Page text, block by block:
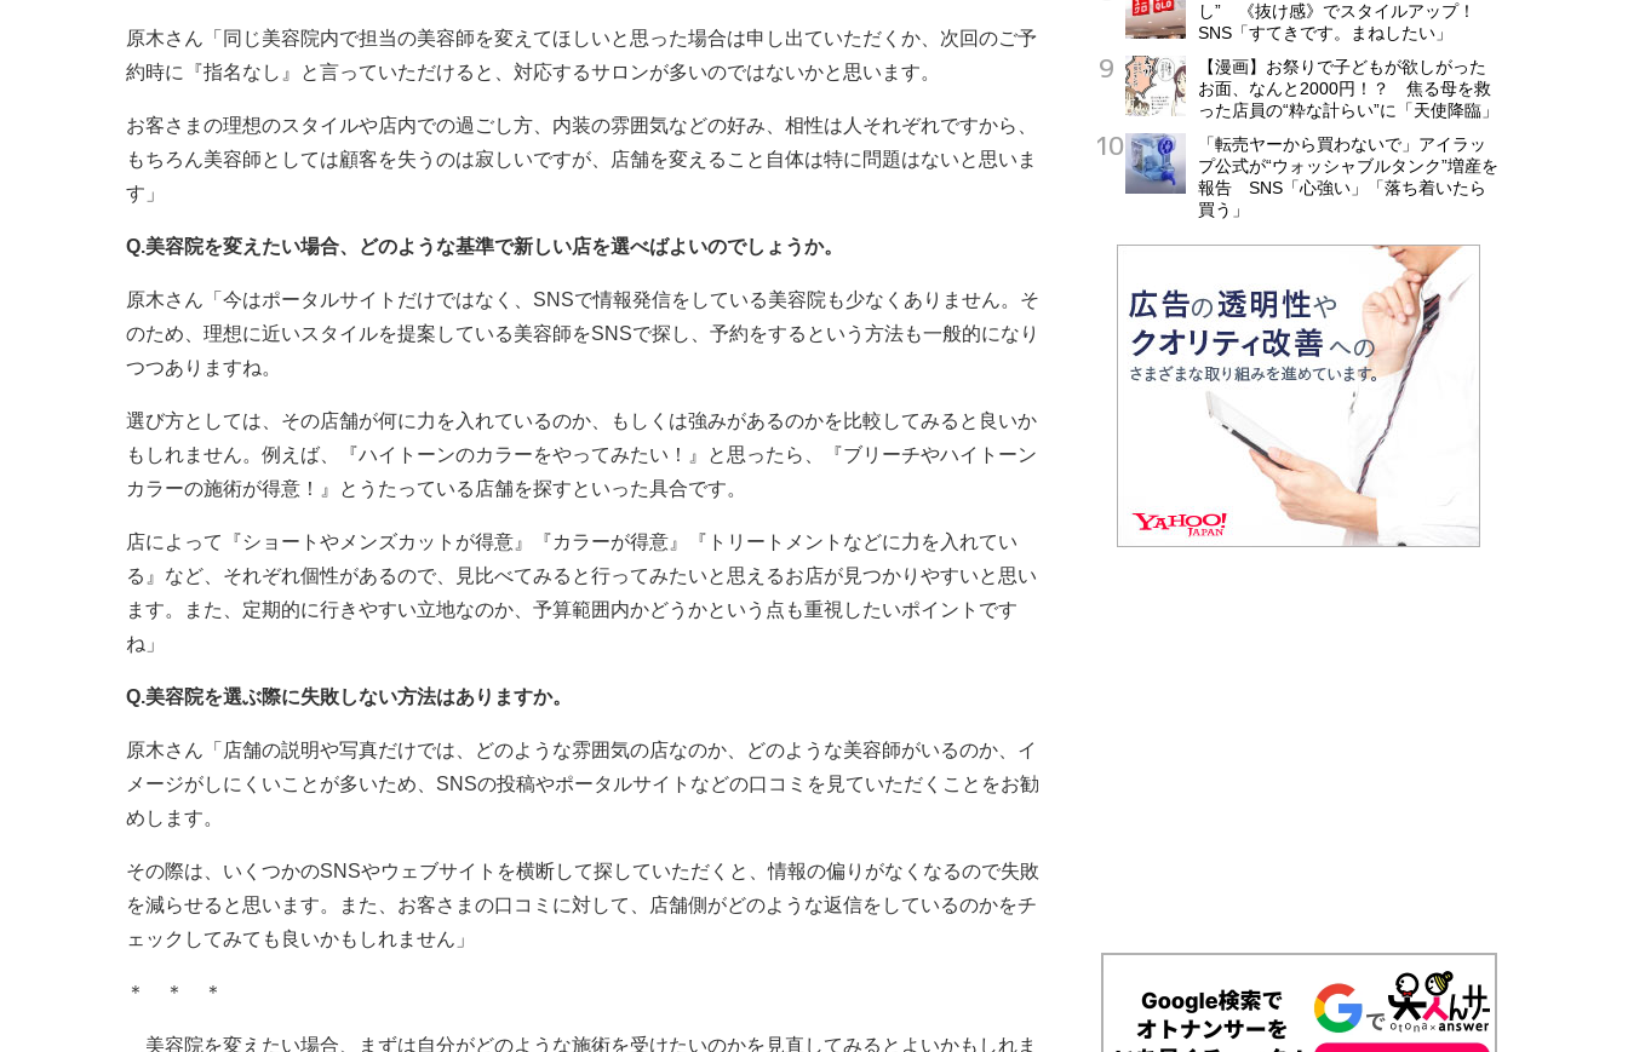
原木さん「同じ美容院内で担当の美容師を変えてほしいと思った場合は申し出ていただくか、次回のご予
約時に『指名なし』と言っていただけると、対応するサロンが多いのではないかと思います。
お客さまの理想のスタイルや店内での過ごし方、内装の雰囲気などの好み、相性は人それぞれですから、
もちろん美容師としては顧客を失うのは寂しいですが、店舗を変えること自体は特に問題はないと思いま
す」
Q.美容院を変えたい場合、どのような基準で新しい店を選べばよいのでしょうか。
原木さん「今はポータルサイトだけではなく、SNSで情報発信をしている美容院も少なくありません。そ
のため、理想に近いスタイルを提案している美容師をSNSで探し、予約をするという方法も一般的になり
つつありますね。
選び方としては、その店舗が何に力を入れているのか、もしくは強みがあるのかを比較してみると良いか
もしれません。例えば、『ハイトーンのカラーをやってみたい！』と思ったら、『ブリーチやハイトーン
カラーの施術が得意！』とうたっている店舗を探すといった具合です。
店によって『ショートやメンズカットが得意』『カラーが得意』『トリートメントなどに力を入れてい
る』など、それぞれ個性があるので、見比べてみると行ってみたいと思えるお店が見つかりやすいと思い
ます。また、定期的に行きやすい立地なのか、予算範囲内かどうかという点も重視したいポイントです
ね」
Q.美容院を選ぶ際に失敗しない方法はありますか。
原木さん「店舗の説明や写真だけでは、どのような雰囲気の店なのか、どのような美容師がいるのか、イ
メージがしにくいことが多いため、SNSの投稿やポータルサイトなどの口コミを見ていただくことをお勧
めします。
その際は、いくつかのSNSやウェブサイトを横断して探していただくと、情報の偏りがなくなるので失敗
を減らせると思います。また、お客さまの口コミに対して、店舗側がどのような返信をしているのかをチ
ェックしてみても良いかもしれません」
＊ ＊ ＊
美容院を変えたい場合、まずは自分がどのような施術を受けたいのかを見直してみるとよいかもしれま
し” 《抜け感》でスタイルアップ！
SNS「すてきです。まねしたい」
【漫画】お祭りで子どもが欲しがった
お面、なんと2000円！？ 焦る母を救
った店員の“粋な計らい”に「天使降臨」
「転売ヤーから買わないで」アイラッ
プ公式が“ウォッシャブルタンク”増産を
報告 SNS「心強い」「落ち着いたら
買う」